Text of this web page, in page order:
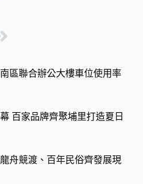
區聯合辦公大樓車位使用率
百家品牌齊聚埔里打造夏日
舟競渡、百年民俗齊發展現